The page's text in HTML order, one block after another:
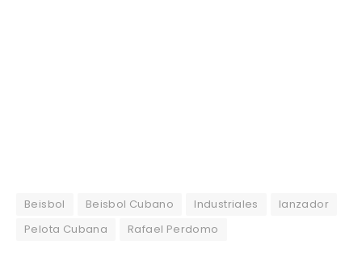
Beisbol Beisbol Cubano Industriales
lanzador
Pelota Cubana
Rafael Perdomo